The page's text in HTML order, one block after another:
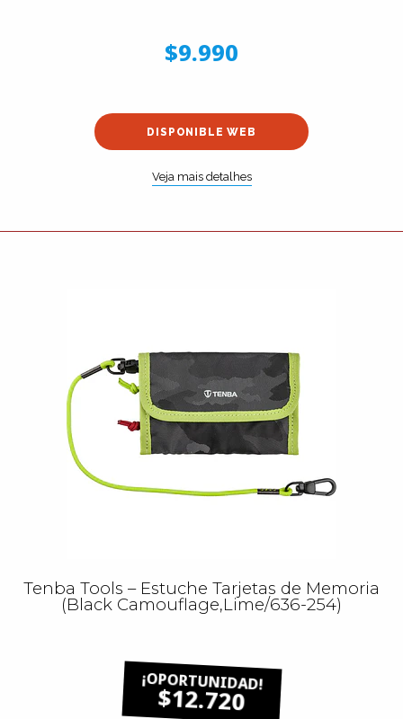
$9.990
DISPONIBLE WEB
Veja mais detalhes
Tenba Tools – Estuche Tarjetas de Memoria
(Black Camouflage,Lime/636-254)
$12.720